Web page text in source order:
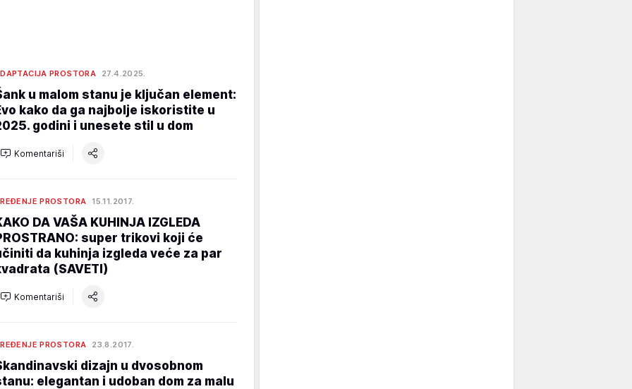
PROSTORA 27.4.2025.
u malom stanu je ključan element:
kako da ga najbolje iskoristite u
godini i unesete stil u dom
Komentariši
PROSTORA 15.11.2017.
DA VAŠA KUHINJA IZGLEDA
super trikovi koji će
da kuhinja izgleda veće za par
(SAVETI)
Komentariši
PROSTORA 23.8.2017.
dizajn u dvosobnom
elegantan i udoban dom za malu